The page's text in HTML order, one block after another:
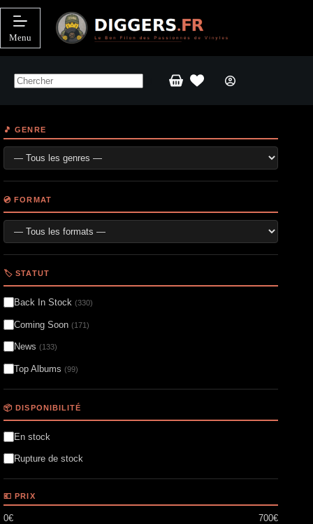
Passer
contenu
Menu
Panier
🎵 GENRE
💿 FORMAT
🏷️ STATUT
Back In Stock (330)
Coming Soon (171)
News (133)
Top Albums (99)
📦 DISPONIBILITÉ
En stock
Rupture de stock
💶 PRIX
0€ 700€